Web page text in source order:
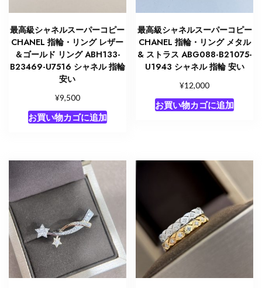
最高級シャネルスーパーコピー
CHANEL 指輪・リング レザー
＆ゴールド リング ABH133-
B23469-U7516 シャネル 指輪
安い
¥9,500
お買い物カゴに追加
最高級シャネルスーパーコピー
CHANEL 指輪・リング メタル
& ストラス ABG088-B21075-
U1943 シャネル 指輪 安い
¥12,000
お買い物カゴに追加